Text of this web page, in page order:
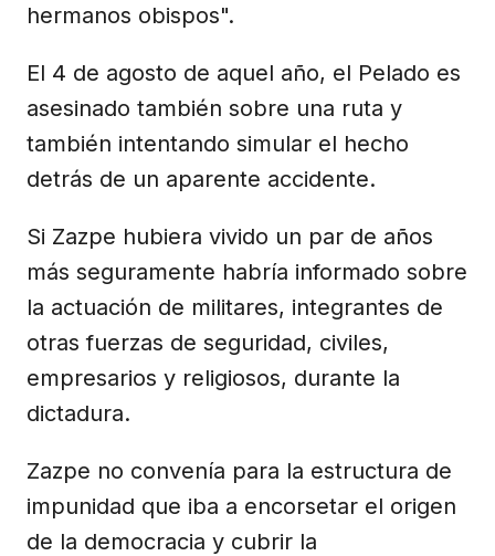
hermanos obispos".
El 4 de agosto de aquel año, el Pelado es
asesinado también sobre una ruta y
también intentando simular el hecho
detrás de un aparente accidente.
Si Zazpe hubiera vivido un par de años
más seguramente habría informado sobre
la actuación de militares, integrantes de
otras fuerzas de seguridad, civiles,
empresarios y religiosos, durante la
dictadura.
Zazpe no convenía para la estructura de
impunidad que iba a encorsetar el origen
de la democracia y cubrir la